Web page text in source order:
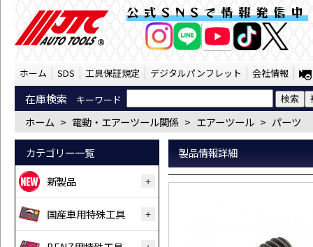
※ネジ3X6(902007)（GP902-7）
公式SNSで情報発信中
ホーム SDS 工具保証規定 デジタルパンフレット 会社情報
在庫検索 キーワード
ホーム > 電動・エアーツール関係 > エアーツール > パーツ
カテゴリー一覧
新製品
国産車用特殊工具
製品情報詳細
AI商品コンシェルジ
オンライン